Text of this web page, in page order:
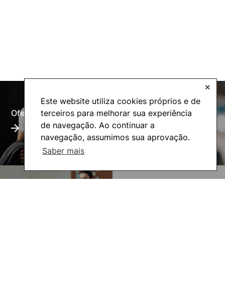
Este website utiliza cookies próprios e de
terceiros para melhorar sua experiência
de navegação. Ao continuar a
navegação, assumimos sua aprovação.
Saber mais
✕
Oferta Formativa Alumni